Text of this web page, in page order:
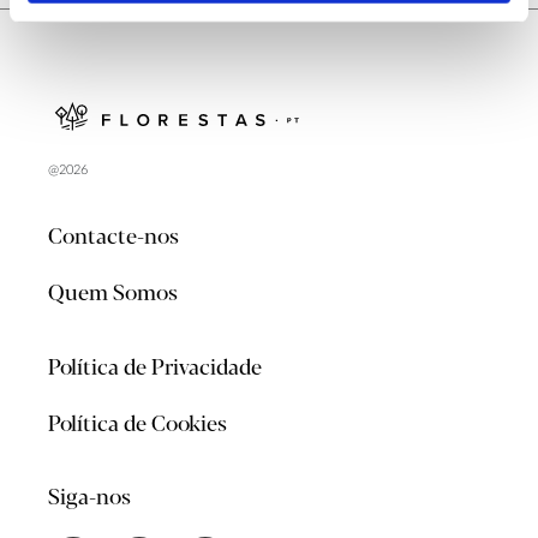
@2026
Contacte-nos
Quem Somos
Política de Privacidade
Política de Cookies
Siga-nos